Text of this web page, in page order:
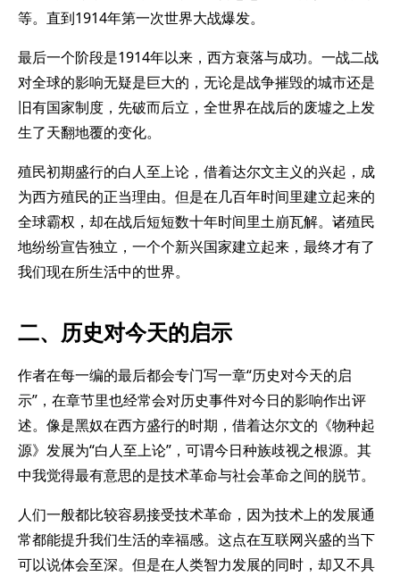
等。直到1914年第一次世界大战爆发。
最后一个阶段是1914年以来，西方衰落与成功。一战二战
对全球的影响无疑是巨大的，无论是战争摧毁的城市还是
旧有国家制度，先破而后立，全世界在战后的废墟之上发
生了天翻地覆的变化。
殖民初期盛行的白人至上论，借着达尔文主义的兴起，成
为西方殖民的正当理由。但是在几百年时间里建立起来的
全球霸权，却在战后短短数十年时间里土崩瓦解。诸殖民
地纷纷宣告独立，一个个新兴国家建立起来，最终才有了
我们现在所生活中的世界。
二、历史对今天的启示
作者在每一编的最后都会专门写一章“历史对今天的启
示”，在章节里也经常会对历史事件对今日的影响作出评
述。像是黑奴在西方盛行的时期，借着达尔文的《物种起
源》发展为“白人至上论”，可谓今日种族歧视之根源。其
中我觉得最有意思的是技术革命与社会革命之间的脱节。
人们一般都比较容易接受技术革命，因为技术上的发展通
常都能提升我们生活的幸福感。这点在互联网兴盛的当下
可以说体会至深。但是在人类智力发展的同时，却又不具